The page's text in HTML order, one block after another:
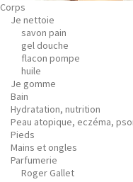
Corps
Je nettoie
savon pain
gel douche
flacon pompe
huile
Je gomme
Bain
Hydratation, nutrition
Peau atopique, eczéma,
Pieds
Mains et ongles
Parfumerie
Roger Gallet